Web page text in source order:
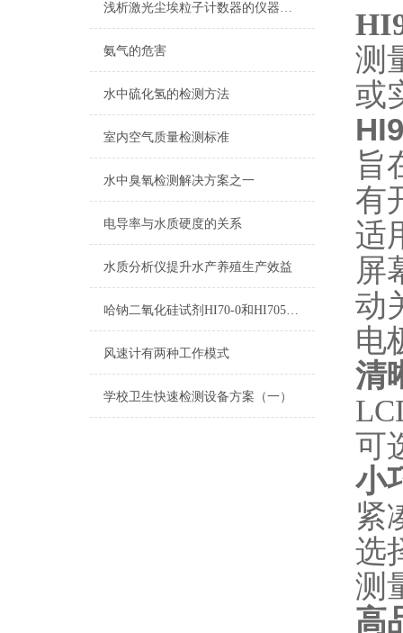
浅析激光尘埃粒子计数器的仪器校准实验
氨气的危害
水中硫化氢的检测方法
室内空气质量检测标准
水中臭氧检测解决方案之一
电导率与水质硬度的关系
水质分析仪提升水产养殖生产效益
哈钠二氧化硅试剂HI70-0和HI705B-0测量原理
风速计有两种工作模式
学校卫生快速检测设备方案（一）
测
或
旨
有
适
屏
动
电
清
可
小
紧
选
测
高